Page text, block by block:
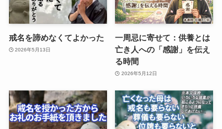
戒名を諦めなくてよかった
2026年5月13日
一周忌に寄せて：供養とは
亡き人への「感謝」を伝え
る時間
2026年5月12日